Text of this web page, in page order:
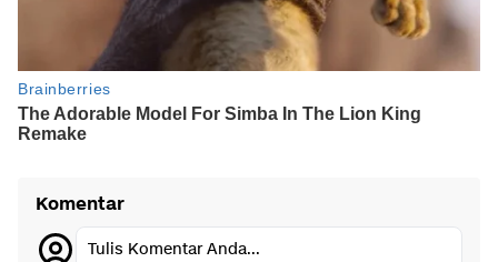
Komentar
Tulis Komentar Anda...